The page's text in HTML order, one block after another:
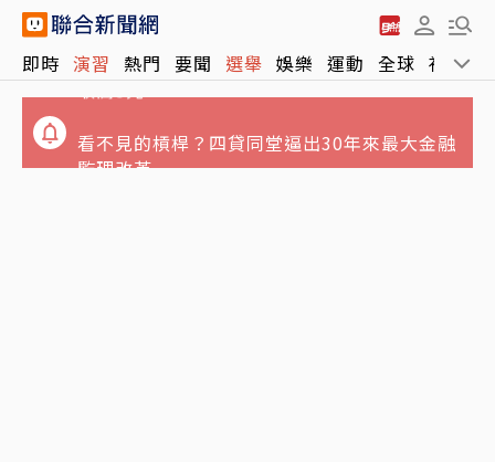
即時 演習 熱門 要聞 選舉 娛樂 運動 全球 社會
收高5元
監理改革